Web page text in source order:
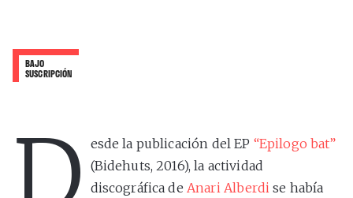
BAJO
SUSCRIPCIÓN
esde la publicación del EP “Epilogo bat”
(Bidehuts, 2016), la actividad
discográfica de Anari Alberdise había